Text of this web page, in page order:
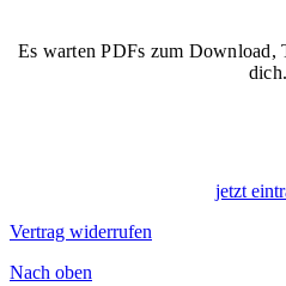
Es warten PDFs zum Download,
dich.
jetzt
Vertrag widerrufen
Nach oben